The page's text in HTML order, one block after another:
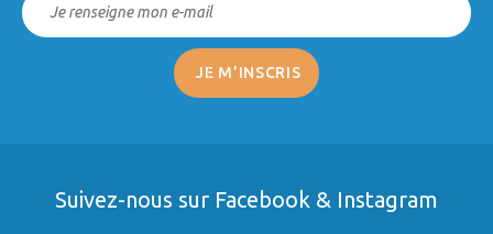
Suivez-nous sur Facebook & Instagram